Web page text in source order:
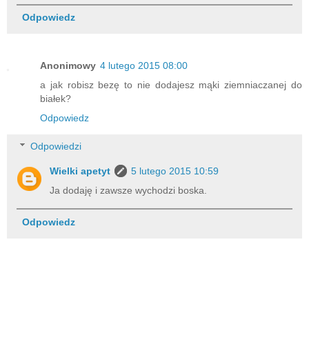
Odpowiedz
Anonimowy 4 lutego 2015 08:00
a jak robisz bezę to nie dodajesz mąki ziemniaczanej do
białek?
Odpowiedz
Odpowiedzi
Wielki apetyt
5 lutego 2015 10:59
Ja dodaję i zawsze wychodzi boska.
Odpowiedz